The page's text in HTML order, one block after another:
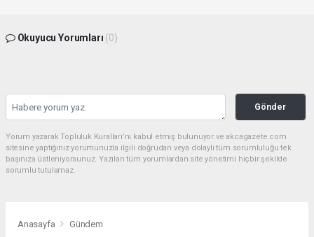
Okuyucu Yorumları (0)
Gönder
Yorum yazarak Topluluk Kuralları’nı kabul etmiş bulunuyor ve akcagazete.com
sitesine yaptığınız yorumunuzla ilgili doğrudan veya dolaylı tüm sorumluluğu tek
başınıza üstleniyorsunuz. Yazılan tüm yorumlardan site yönetimi hiçbir şekilde
sorumlu tutulamaz.
Anasayfa Gündem